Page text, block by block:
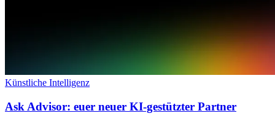
Künstliche Intelligenz
Ask Advisor: euer neuer KI-gestützter Partner